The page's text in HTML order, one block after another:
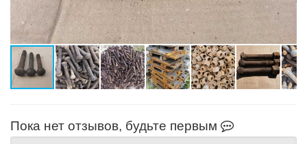
Пока нет отзывов, будьте первым